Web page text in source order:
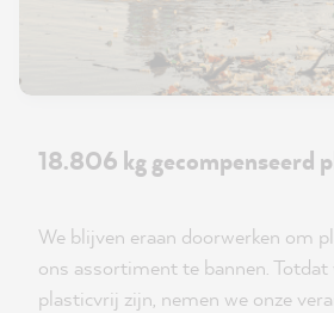
18.806 kg gecompenseerd
We blijven eraan doorwerken om
ons assortiment te bannen. Totdat
plasticvrij zijn, nemen we onze